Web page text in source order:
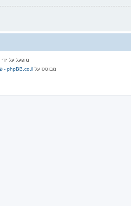
מופעל על ידי
מבוסס עלphpBB.co.il - פורומים בעברית